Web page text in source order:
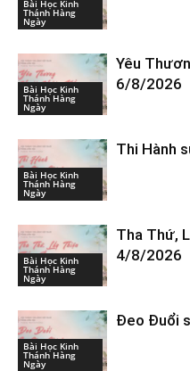
Bài Học Kinh
Thánh Hàng
Ngày
Bài Học Kinh
Thánh Hàng
Ngày
Yêu
6/8/2026
Bài Học Kinh
Thánh Hàng
Ngày
Thi Hành
Bài Học Kinh
Thánh Hàng
Ngày
Tha Thứ,
4/8/2026
Bài Học Kinh
Thánh Hàng
Ngày
Đeo Đuổi